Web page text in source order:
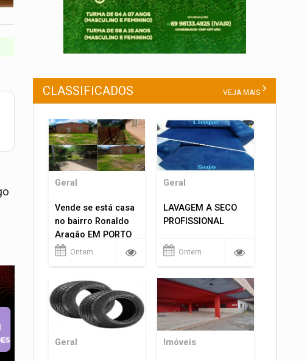
CLASSIFICADOS VEJA MAIS
Geral
Vende se está casa
no bairro Ronaldo
Aragão EM PORTO
VELHO RO.
Ontem
Geral
LAVAGEM A SECO
PROFISSIONAL
Ontem
Geral Imóveis